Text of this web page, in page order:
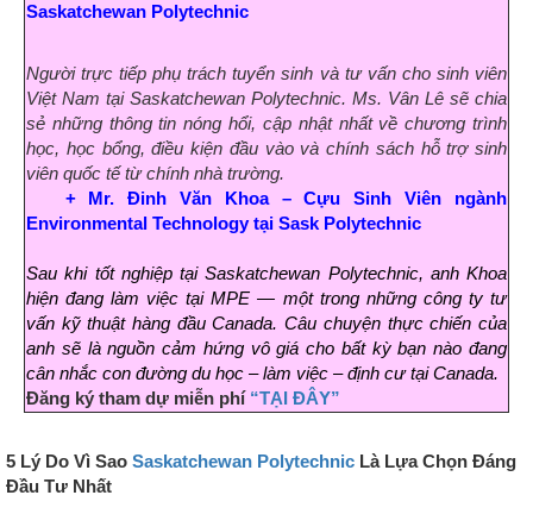
Saskatchewan Polytechnic
Người trực tiếp phụ trách tuyển sinh và tư vấn cho sinh viên
Việt Nam tại Saskatchewan Polytechnic. Ms. Vân Lê sẽ chia
sẻ những thông tin nóng hổi, cập nhật nhất về chương trình
học, học bổng, điều kiện đầu vào và chính sách hỗ trợ sinh
viên quốc tế từ chính nhà trường.
+ Mr. Đinh Văn Khoa – Cựu Sinh Viên ngành
Environmental Technology tại Sask Polytechnic
Sau khi tốt nghiệp tại Saskatchewan Polytechnic, anh Khoa
hiện đang làm việc tại MPE — một trong những công ty tư
vấn kỹ thuật hàng đầu Canada. Câu chuyện thực chiến của
anh sẽ là nguồn cảm hứng vô giá cho bất kỳ bạn nào đang
cân nhắc con đường du học – làm việc – định cư tại Canada.
Đăng ký tham dự miễn phí “TẠI ĐÂY”
5 Lý Do Vì Sao Saskatchewan Polytechnic Là Lựa Chọn Đáng
Đầu Tư Nhất